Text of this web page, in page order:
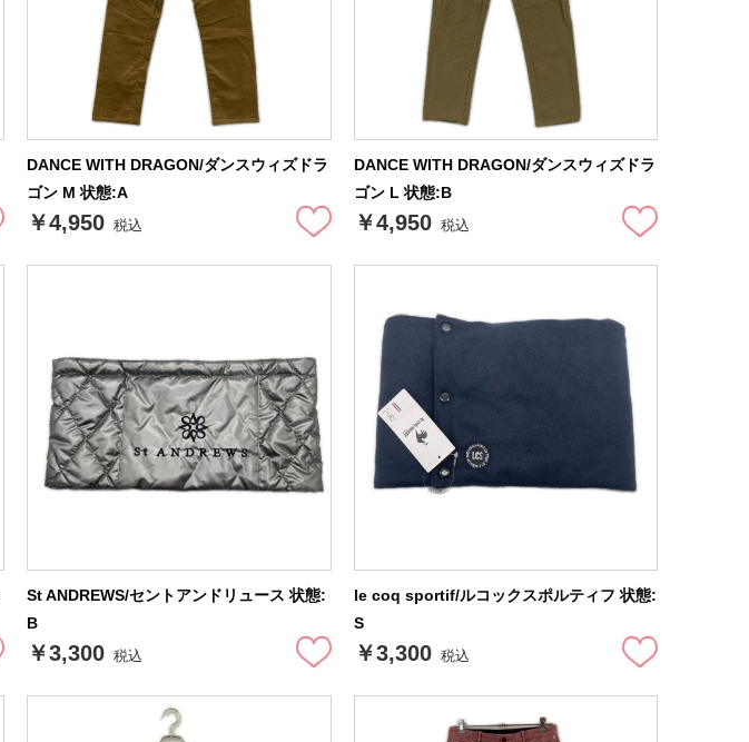
DANCE WITH DRAGON/ダンスウィズドラ
ゴン M 状態:A
￥4,950 税込
DANCE WITH DRAGON/ダンスウィズドラ
ゴン L 状態:B
￥4,950 税込
St ANDREWS/セントアンドリュース 状態:
B
￥3,300 税込
le coq sportif/ルコックスポルティフ 状態:
S
￥3,300 税込